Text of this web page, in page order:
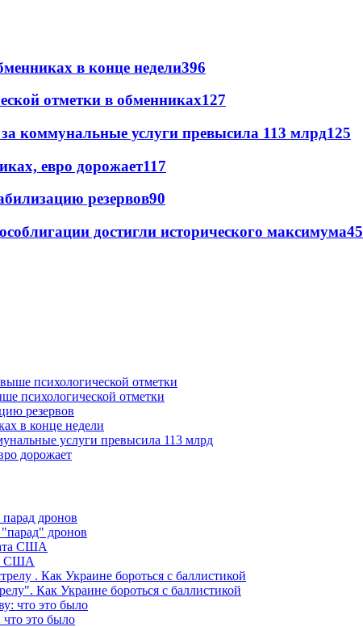
в конце недели396
отметки в обменниках127
коммунальные услуги превысила 113 млрд125
евро дорожает117
резервов90
достигли исторического максимума45
психологической отметки
резервов
в конце недели
услуги превысила 113 млрд
дорожает
дронов
США
Как Украине бороться с баллистикой
это было